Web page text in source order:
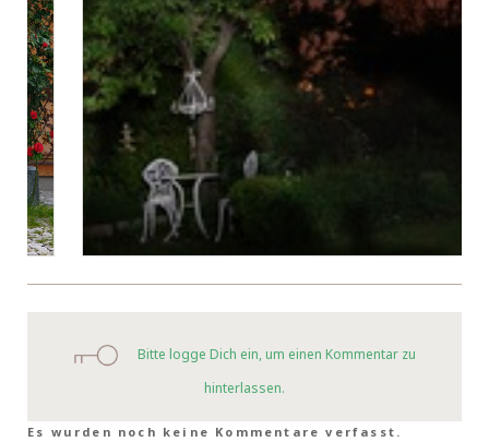
Bitte logge Dich ein, um einen Kommentar zu
hinterlassen.
Es wurden noch keine Kommentare verfasst.